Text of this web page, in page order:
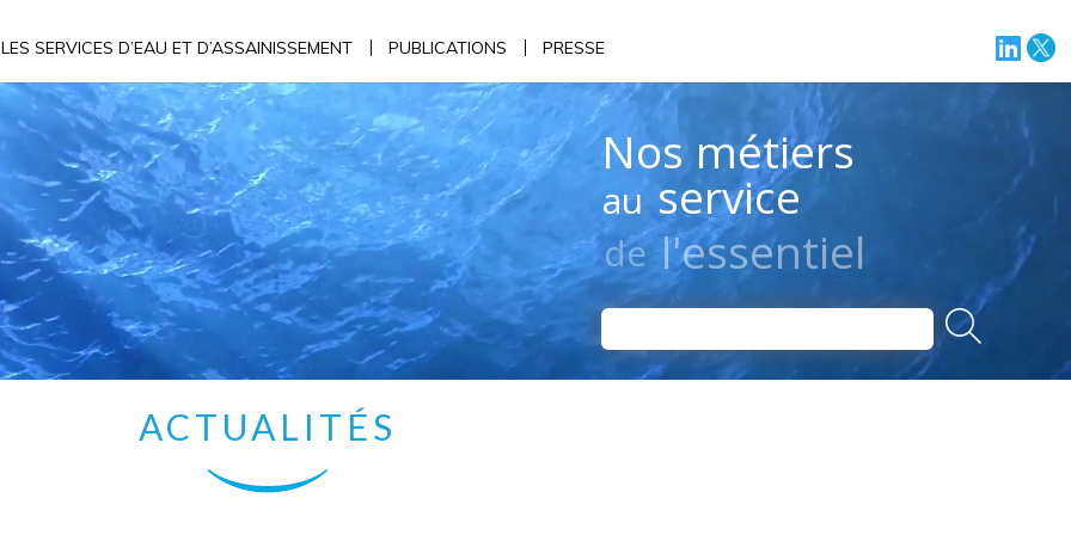
LES SERVICES D’EAU ET D’ASSAINISSEMENT PUBLICATIONS PRESSE
Nos métiers
au
de
service
l'essentiel
ACTUALITÉS